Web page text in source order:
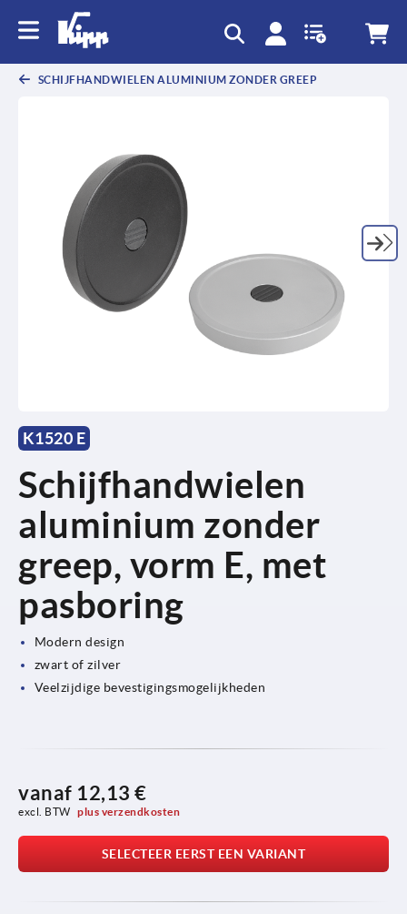
SCHIJFHANDWIELEN ALUMINIUM ZONDER GREEP
K1520 E
Schijfhandwielen
aluminium zonder
greep, vorm E, met
pasboring
Modern design
zwart of zilver
Veelzijdige bevestigingsmogelijkheden
vanaf 12,13 €
excl. BTW plus verzendkosten
SELECTEER EERST EEN VARIANT